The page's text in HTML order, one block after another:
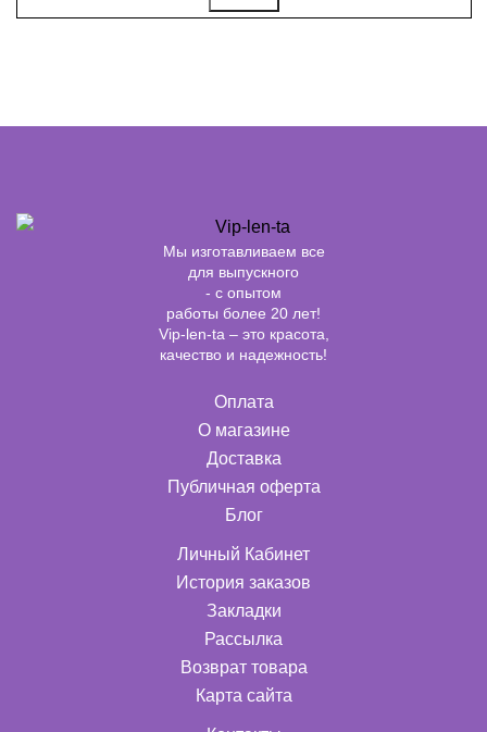
Мы изготавливаем все
для выпускного
- с опытом
работы более 20 лет!
Vip-len-ta – это красота,
качество и надежность!
Оплата
О магазине
Доставка
Публичная оферта
Блог
Личный Кабинет
История заказов
Закладки
Рассылка
Возврат товара
Карта сайта